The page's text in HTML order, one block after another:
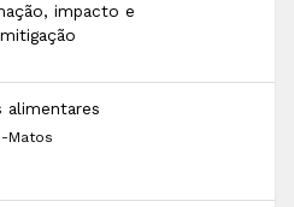
impacto e
alimentares
Matos